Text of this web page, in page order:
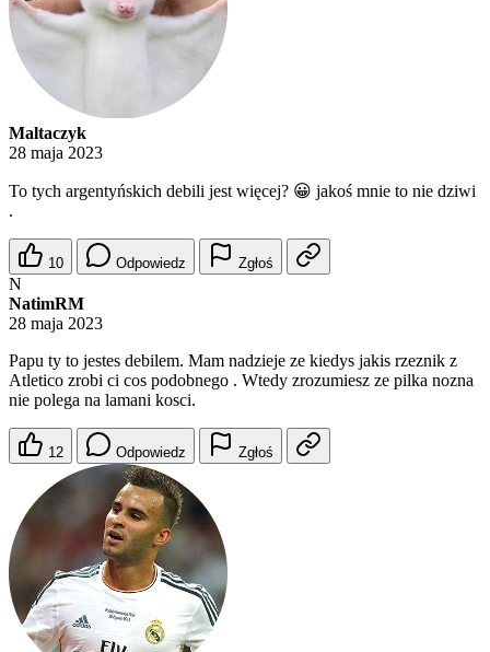
Maltaczyk
28 maja 2023
To tych argentyńskich debili jest więcej? 😀 jakoś mnie to nie dziwi
.
10 Odpowiedz Zgłoś
N
NatimRM
28 maja 2023
Papu ty to jestes debilem. Mam nadzieje ze kiedys jakis rzeznik z
Atletico zrobi ci cos podobnego . Wtedy zrozumiesz ze pilka nozna
nie polega na lamani kosci.
12 Odpowiedz Zgłoś